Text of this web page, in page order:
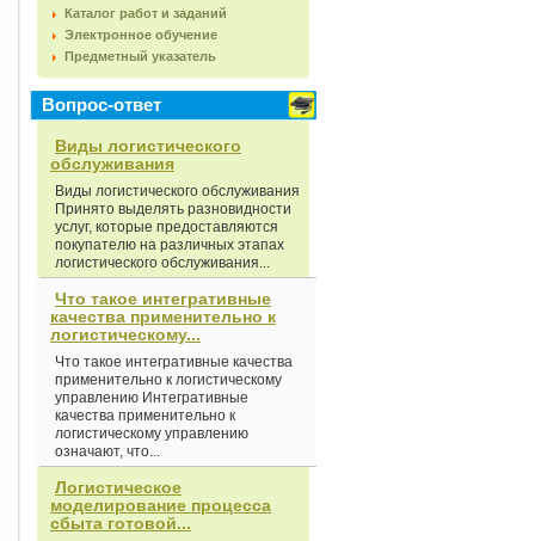
Каталог работ и заданий
Электронное обучение
Предметный указатель
Вопрос-ответ
Виды логистического
обслуживания
Виды логистического обслуживания
Принято выделять разновидности
услуг, которые предоставляются
покупателю на различных этапах
логистического обслуживания...
Что такое интегративные
качества применительно к
логистическому...
Что такое интегративные качества
применительно к логистическому
управлению Интегративные
качества применительно к
логистическому управлению
означают, что...
Логистическое
моделирование процесса
сбыта готовой...